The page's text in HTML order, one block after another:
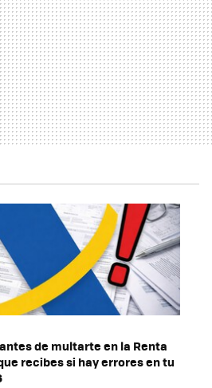
de multarte en la Renta
recibes si hay errores en tu